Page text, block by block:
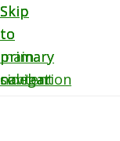
Skip
to
primary
navigation
Skip
to
main
content
Skip
to
primary
sidebar